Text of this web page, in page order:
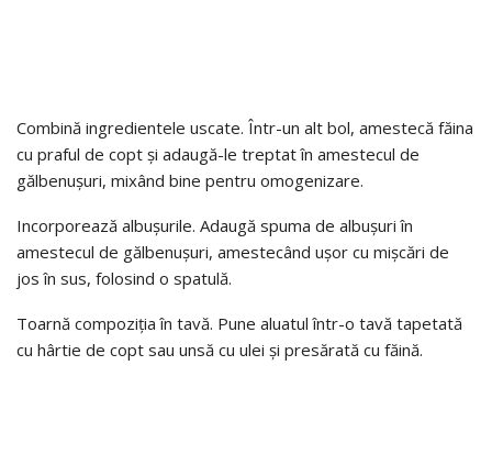
Combină ingredientele uscate. Într-un alt bol, amestecă făina
cu praful de copt și adaugă-le treptat în amestecul de
gălbenușuri, mixând bine pentru omogenizare.
Incorporează albușurile. Adaugă spuma de albușuri în
amestecul de gălbenușuri, amestecând ușor cu mișcări de
jos în sus, folosind o spatulă.
Toarnă compoziția în tavă. Pune aluatul într-o tavă tapetată
cu hârtie de copt sau unsă cu ulei și presărată cu făină.